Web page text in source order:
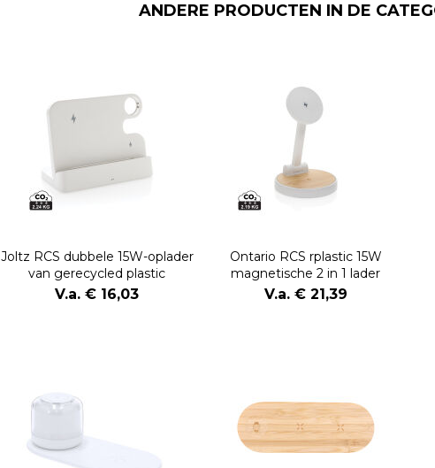
ANDERE PRODUCTEN IN DE
Joltz RCS dubbele 15W-oplader
van gerecycled plastic
V.a. € 16,03
Ontario RCS rplastic 15W
magnetische 2 in 1 lader
V.a. € 21,39